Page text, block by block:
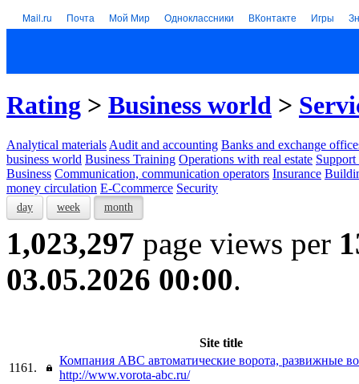
Mail.ru Почта Мой Мир Одноклассники ВКонтакте Игры
Rating > Business world >
Analytical materials Audit and accounting Banks and exchange
business world Business Training Operations with real estate Support
Business Communication, communication operators Insurance
money circulation E-Ccommerce Security
day week month
1,023,297 page views per
03.05.2026 00:00.
Site title
1161.
Компания АВС автоматические ворота, развижные
http://www.vorota-abc.ru/